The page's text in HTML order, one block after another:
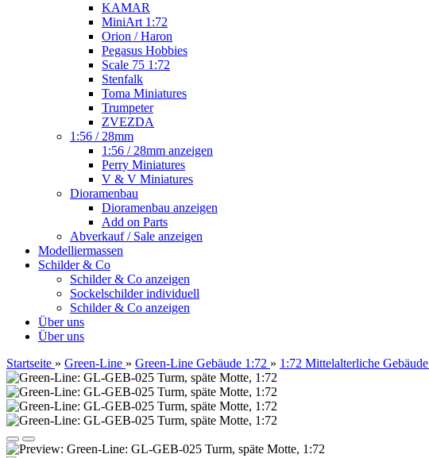
KAMAR
MiniArt 1:72
Orion / Haron
Pegasus Hobbies
Scale 75 1:72
Stenfalk
Toma Miniatures
Trumpeter
ZVEZDA
1:56 / 28mm
1:56 / 28mm anzeigen
Perry Miniatures
V & V Miniatures
Dioramenbau
Dioramenbau anzeigen
Add on Parts
Abverkauf / Sale anzeigen
Modelliermassen
Schilder & Co
Schilder & Co anzeigen
Sockelschilder individuell
Schilder & Co anzeigen
Über uns
Über uns
Startseite » Green-Line » Green-Line Gebäude 1:72 » 1:72 Mittelalterliche Gebäude